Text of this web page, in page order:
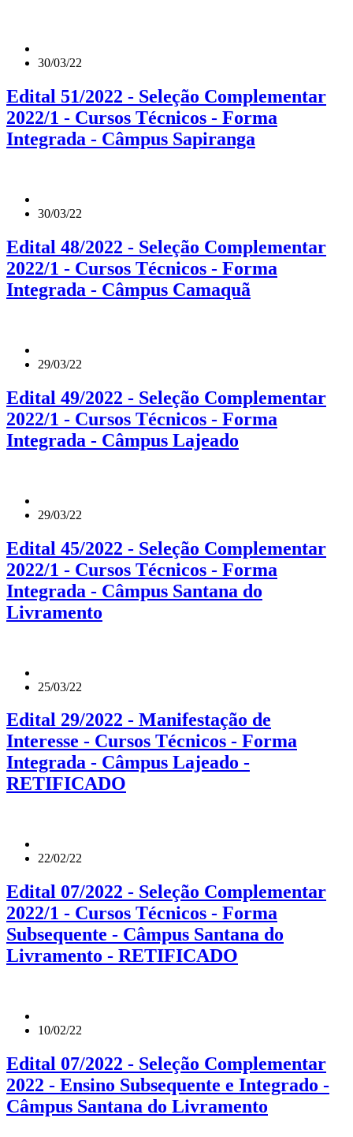
30/03/22
Edital 51/2022 - Seleção Complementar
2022/1 - Cursos Técnicos - Forma
Integrada - Câmpus Sapiranga
30/03/22
Edital 48/2022 - Seleção Complementar
2022/1 - Cursos Técnicos - Forma
Integrada - Câmpus Camaquã
29/03/22
Edital 49/2022 - Seleção Complementar
2022/1 - Cursos Técnicos - Forma
Integrada - Câmpus Lajeado
29/03/22
Edital 45/2022 - Seleção Complementar
2022/1 - Cursos Técnicos - Forma
Integrada - Câmpus Santana do
Livramento
25/03/22
Edital 29/2022 - Manifestação de
Interesse - Cursos Técnicos - Forma
Integrada - Câmpus Lajeado -
RETIFICADO
22/02/22
Edital 07/2022 - Seleção Complementar
2022/1 - Cursos Técnicos - Forma
Subsequente - Câmpus Santana do
Livramento - RETIFICADO
10/02/22
Edital 07/2022 - Seleção Complementar
2022 - Ensino Subsequente e Integrado -
Câmpus Santana do Livramento